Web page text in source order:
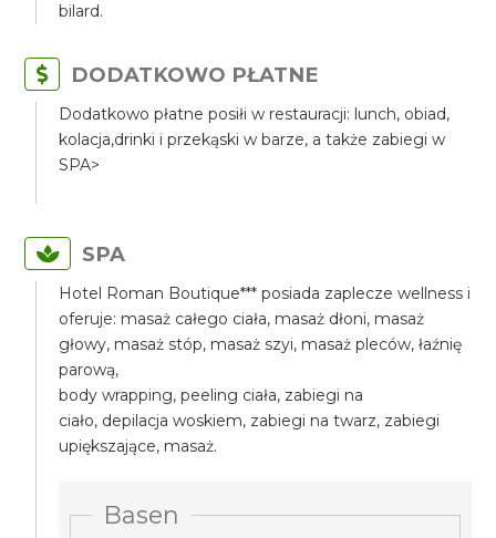
bilard.
DODATKOWO PŁATNE
Dodatkowo płatne posiłi w restauracji: lunch, obiad,
kolacja,drinki i przekąski w barze, a także zabiegi w
SPA>
SPA
Hotel Roman Boutique*** posiada zaplecze wellness i
oferuje: masaż całego ciała, masaż dłoni, masaż
głowy, masaż stóp, masaż szyi, masaż pleców, łaźnię
parową,
body wrapping, peeling ciała, zabiegi na
ciało, depilacja woskiem, zabiegi na twarz, zabiegi
upiększające, masaż.
Basen